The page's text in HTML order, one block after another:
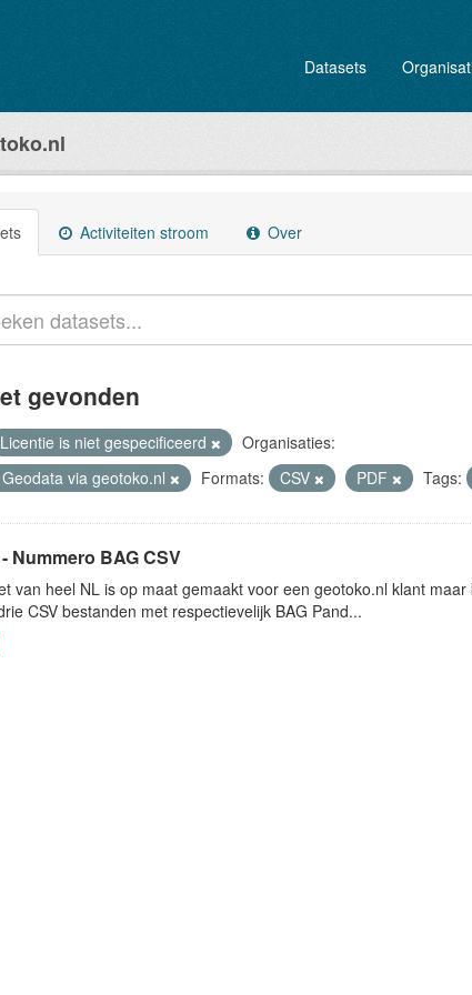
Datasets
Activiteiten stroom Over
gevonden
Licentie is niet gespecificeerd
Organisaties:
via geotoko.nl
Formats: CSV PDF Tags:
Nummero BAG CSV
van heel NL is op maat gemaakt voor een geotoko.nl klant
CSV bestanden met respectievelijk BAG Pand...